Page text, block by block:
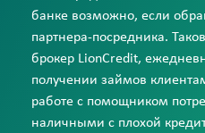
банке возможно, если
партнера-посредника.
брокер LionCredit,
получении займов
работе с помощником
наличными с плохой